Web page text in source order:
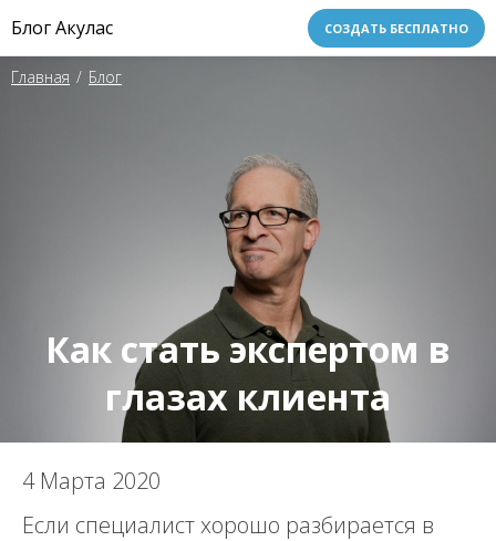
Блог Акулас СОЗДАТЬ БЕСПЛАТНО
Главная / Блог
Как стать экспертом в
глазах клиента
4 Марта 2020
Если специалист хорошо разбирается в